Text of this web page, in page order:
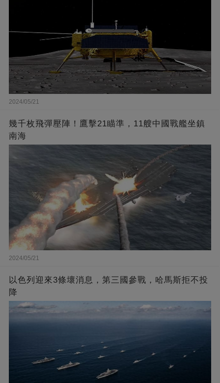
2024/05/21
幾千枚飛彈壓陣！鷹擊21瞄準，11艘中國戰艦坐鎮
南海
2024/05/21
以色列迎來3條壞消息，第三國參戰，哈馬斯拒不投
降